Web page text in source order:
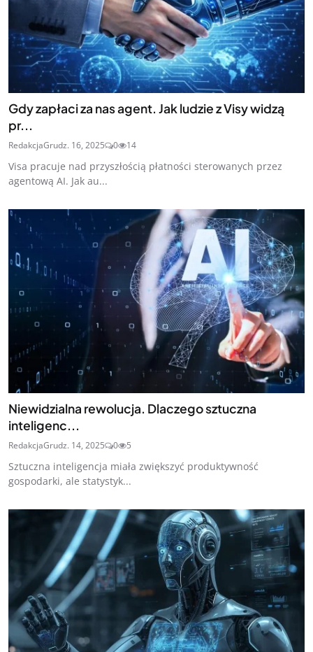
Gdy zapłaci za nas agent. Jak ludzie z Visy widzą
pr...
RedakcjaGrudz. 16, 2025 0 14
Visa pracuje nad przyszłością płatności sterowanych przez
agentową AI. Jak au...
Niewidzialna rewolucja. Dlaczego sztuczna
inteligenc...
RedakcjaGrudz. 14, 2025 0 5
Sztuczna inteligencja miała zwiększyć produktywność
gospodarki, ale statystyk...